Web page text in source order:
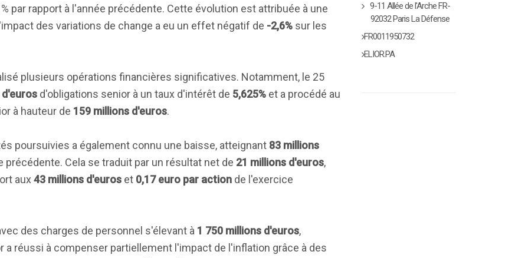
par rapport à l'année précédente. Cette évolution est attribuée à une
des variations de change a eu un effet négatif de -2,6% sur les
plusieurs opérations financières significatives. Notamment, le 25
d'euros d'obligations senior à un taux d'intérêt de 5,625% et a procédé au
à hauteur de 159 millions d'euros.
poursuivies a également connu une baisse, atteignant 83 millions
précédente. Cela se traduit par un résultat net de 21 millions d'euros,
aux43 millions d'euros et 0,17 euro par action de l'exercice
des charges de personnel s'élevant à 1 750 millions d'euros,
a réussi à compenser partiellement l'impact de l'inflation grâce à des
9-11 Allée de l'Arche FR-
92032 Paris La Défense
FR0011950732
ELIOR.PA